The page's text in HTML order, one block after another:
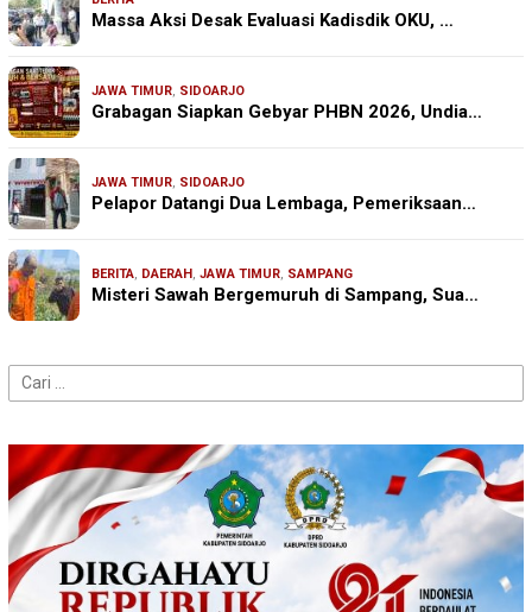
Massa Aksi Desak Evaluasi Kadisdik OKU, …
JAWA TIMUR, SIDOARJO
Grabagan Siapkan Gebyar PHBN 2026, Undia…
JAWA TIMUR, SIDOARJO
Pelapor Datangi Dua Lembaga, Pemeriksaan…
BERITA, DAERAH, JAWA TIMUR, SAMPANG
Misteri Sawah Bergemuruh di Sampang, Sua…
Cari
untuk: